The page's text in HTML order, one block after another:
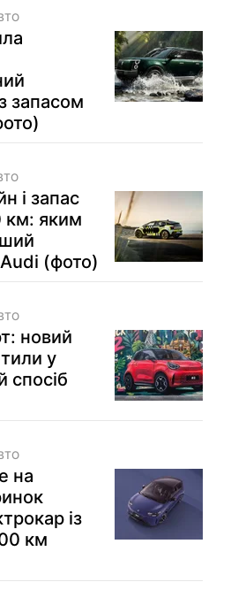
запасом
і запас
км: яким
(фото)
новий
у
спосіб
на
із
км